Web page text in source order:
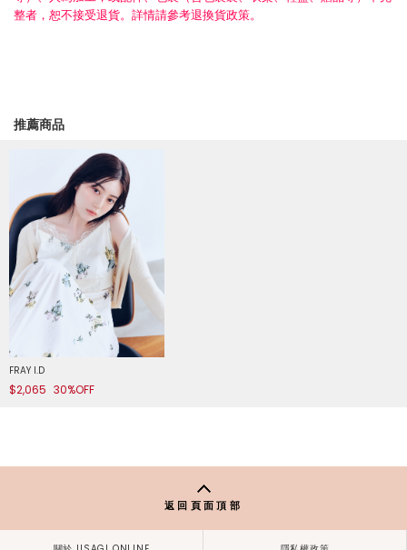
整者，恕不接受退貨。詳情請參考退換貨政策。
推薦商品
FRAY I.D
$2,065 30%OFF
返回頁面頂部